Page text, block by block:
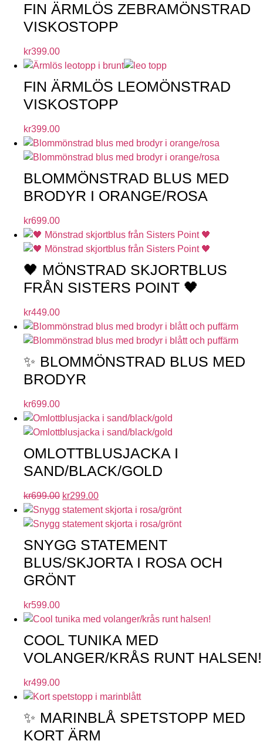
FIN ÄRMLÖS ZEBRAMÖNSTRAD
VISKOSTOPP
kr399.00
FIN ÄRMLÖS LEOMÖNSTRAD
VISKOSTOPP
kr399.00
BLOMMÖNSTRAD BLUS MED
BRODYR I ORANGE/ROSA
kr699.00
🖤 MÖNSTRAD SKJORTBLUS
FRÅN SISTERS POINT 🖤
kr449.00
✨ BLOMMÖNSTRAD BLUS MED
BRODYR
kr699.00
OMLOTTBLUSJACKA I
SAND/BLACK/GOLD
kr699.00 kr299.00
SNYGG STATEMENT
BLUS/SKJORTA I ROSA OCH
GRÖNT
kr599.00
COOL TUNIKA MED
VOLANGER/KRÅS RUNT HALSEN!
kr499.00
✨ MARINBLÅ SPETSTOPP MED
KORT ÄRM